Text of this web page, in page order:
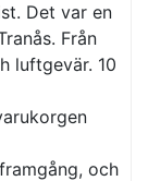
Det var en
Från
luftgevär. 10
och